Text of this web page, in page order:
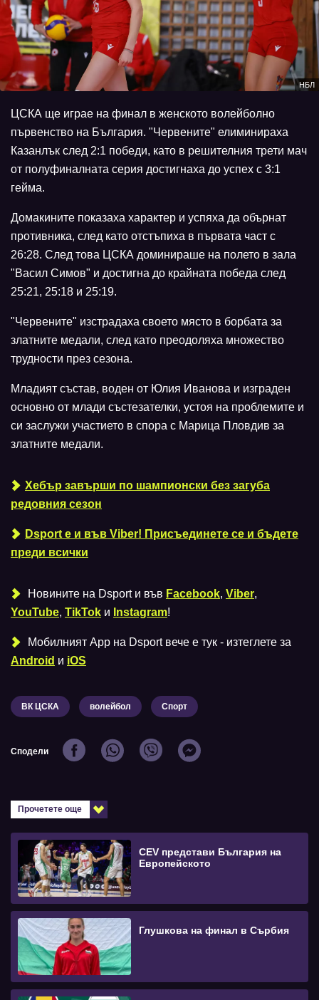
НБЛ
ЦСКА ще играе на финал в женското волейболно
първенство на България. "Червените" елиминираха
Казанлък след 2:1 победи, като в решителния трети мач
от полуфиналната серия достигнаха до успех с 3:1
гейма.
Домакините показаха характер и успяха да обърнат
противника, след като отстъпиха в първата част с
26:28. След това ЦСКА доминираше на полето в зала
"Васил Симов" и достигна до крайната победа след
25:21, 25:18 и 25:19.
"Червените" изстрадаха своето място в борбата за
златните медали, след като преодоляха множество
трудности през сезона.
Младият състав, воден от Юлия Иванова и изграден
основно от млади състезателки, устоя на проблемите и
си заслужи участието в спора с Марица Пловдив за
златните медали.
Хебър завърши по шампионски без загуба
редовния сезон
Dsport е и във Viber! Присъединете се и бъдете
преди всички
Новините на Dsport и във Facebook, Viber,
YouTube, TikTok и Instagram!
Мобилният Аpp на Dsport вече е тук - изтеглете за
Android и iOS
ВК ЦСКА волейбол Спорт
Сподели
Прочетете още
CEV представи България на
Европейското
Глушкова на финал в Сърбия